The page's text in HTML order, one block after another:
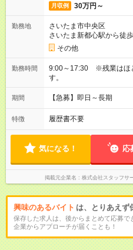
月収例 30万円～
勤務地
さいたま市中央区
さいたま新都心駅から徒
その他
勤務時間
9:00～17:30 ※残業はほ
す。
期間 【急募】即日～長期
特徴 履歴書不要
気になる！ 応
掲載元企業名 株式会社スタッフサ
興味のあるバイト は、とりあえず
保存した求人は、後からまとめて応募で
企業からアプローチが届くことも！